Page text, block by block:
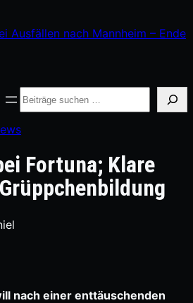
Ausfällen nach Mannheim – Ende
Suche
Fortuna; Klare
nach einer enttäuschenden